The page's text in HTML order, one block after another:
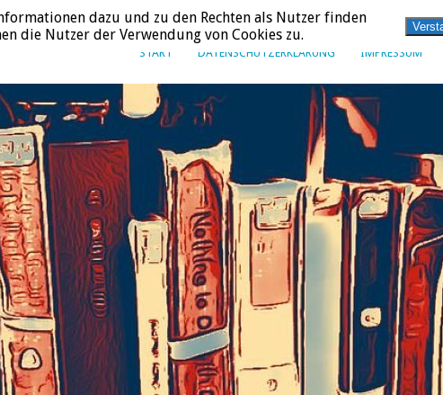
START DATENSCHUTZERKLÄRUNG IMPRESSUM
dazu und zu den Rechten als Nutzer finden
die Nutzer der Verwendung von Cookies zu.